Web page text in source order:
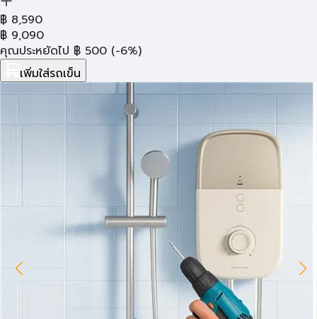
฿ 8,590
฿ 9,090
คุณประหยัดไป ฿ 500 (-6%)
เพิ่มใส่รถเข็น